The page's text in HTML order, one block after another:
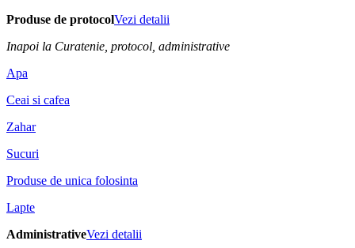
Produse de protocolVezi detalii
Inapoi la Curatenie, protocol, administrative
Apa
Ceai si cafea
Zahar
Sucuri
Produse de unica folosinta
Lapte
AdministrativeVezi detalii